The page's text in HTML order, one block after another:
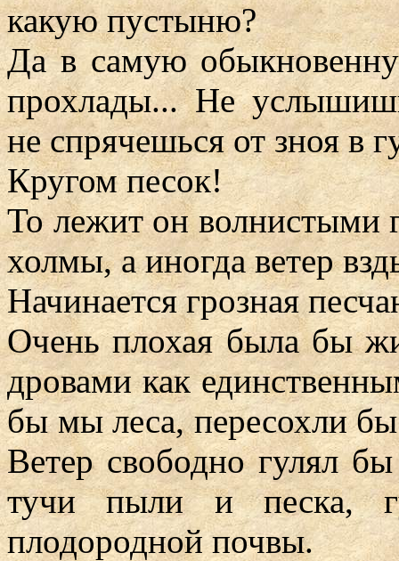
какую пустыню?
Да в самую
прохлады... Не
не спрячешься от зноя в
Кругом песок!
То лежит он волнистыми
холмы, а иногда ветер
Начинается грозная
Очень плохая была бы
дровами как
бы мы леса, пересохли
Ветер свободно гулял
тучи пыли и песка,
плодородной почвы.